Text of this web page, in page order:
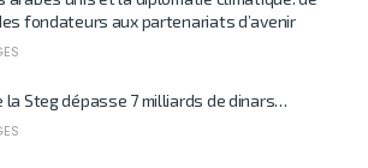
fondateurs aux partenariats d’avenir
la Steg dépasse 7 milliards de dinars…